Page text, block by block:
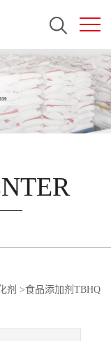
剂 >食品添加剂TBHQ